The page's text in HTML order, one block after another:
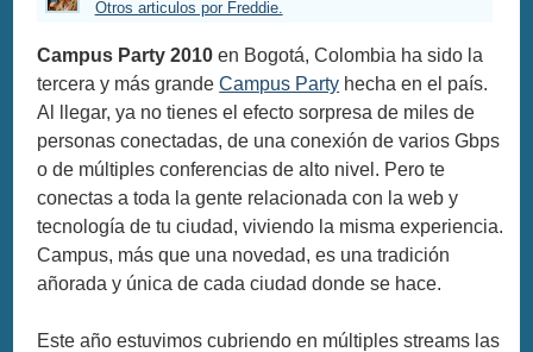
Otros articulos por Freddie.
Campus Party 2010 en Bogotá, Colombia ha sido la
tercera y más grandeCampus Party hecha en el país.
Al llegar, ya no tienes el efecto sorpresa de miles de
personas conectadas, de una conexión de varios Gbps
o de múltiples conferencias de alto nivel. Pero te
conectas a toda la gente relacionada con la web y
tecnología de tu ciudad, viviendo la misma experiencia.
Campus, más que una novedad, es una tradición
añorada y única de cada ciudad donde se hace.
Este año estuvimos cubriendo en múltiples streams las